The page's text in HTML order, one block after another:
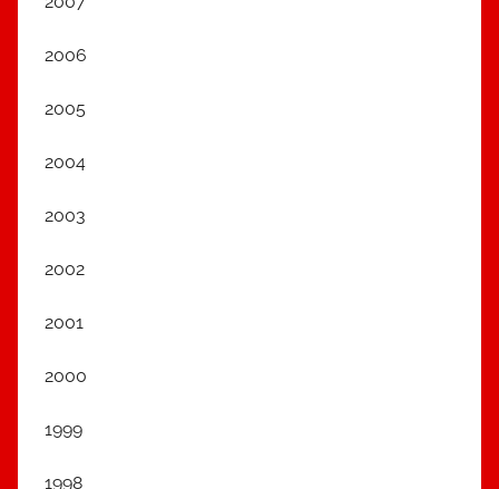
2006
2005
2004
2003
2002
2001
2000
1999
1998